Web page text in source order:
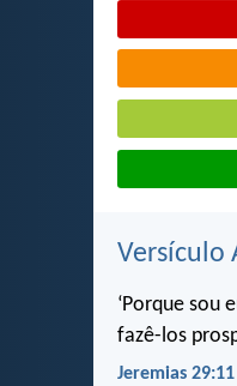
Versículo
‘Porque sou
fazê-los
Jeremias 29:11